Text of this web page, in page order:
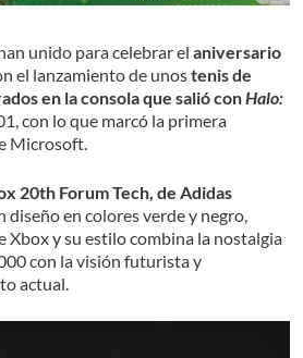
unido para celebrar el aniversario
el lanzamiento de unostenis de
en la consola que salió con Halo:
con lo que marcó la primera
Microsoft.
20th Forum Tech, de Adidas
diseño en colores verde y negro,
Xbox y su estilo combina la nostalgia
con la visión futurista y
actual.